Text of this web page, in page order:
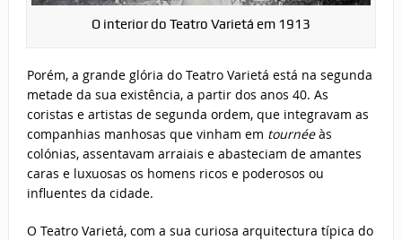
O interior do Teatro Varietá em 1913
Porém, a grande glória do Teatro Varietá está na segunda
metade da sua existência, a partir dos anos 40. As
coristas e artistas de segunda ordem, que integravam as
companhias manhosas que vinham em tournéeàs
colónias, assentavam arraiais e abasteciam de amantes
caras e luxuosas os homens ricos e poderosos ou
influentes da cidade.
O Teatro Varietá, com a sua curiosa arquitectura típica do